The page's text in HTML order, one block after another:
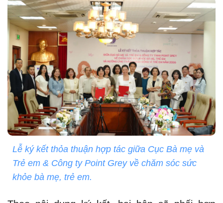
Lễ ký kết thỏa thuận hợp tác giữa Cục Bà mẹ và
Trẻ em & Công ty Point Grey về chăm sóc sức
khỏe bà mẹ, trẻ em.